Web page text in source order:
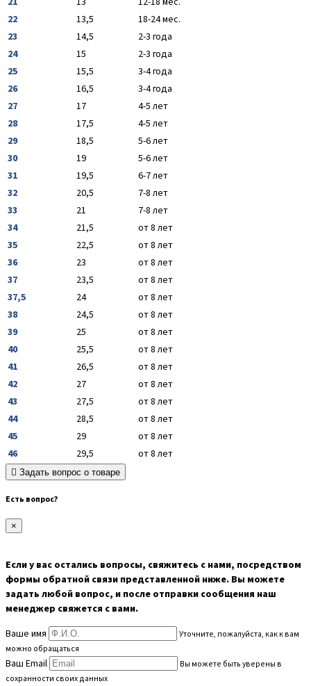
22
13,5
18-24 мес.
23
14,5
2-3 года
24
15
2-3 года
25
15,5
3-4 года
26
16,5
3-4 года
27
17
4-5 лет
28
17,5
4-5 лет
29
18,5
5-6 лет
30
19
5-6 лет
31
19,5
6-7 лет
32
20,5
7-8 лет
33
21
7-8 лет
34
21,5
от 8 лет
35
22,5
от 8 лет
36
23
от 8 лет
37
23,5
от 8 лет
37,5
24
от 8 лет
38
24,5
от 8 лет
39
25
от 8 лет
40
25,5
от 8 лет
41
26,5
от 8 лет
42
27
от 8 лет
43
27,5
от 8 лет
44
28,5
от 8 лет
45
29
от 8 лет
46
29,5 от 8 лет
Задать вопрос о товаре
Есть вопрос?
×
Если у вас остались вопросы, свяжитесь с нами, посредством
формы обратной связи представленной ниже. Вы можете
задать любой вопрос, и после отправки сообщения наш
менеджер свяжется с вами.
Ваше имя
Уточните, пожалуйста, как к вам
можно обращаться
Ваш Email
Вы можете быть уверены в
сохранности своих данных